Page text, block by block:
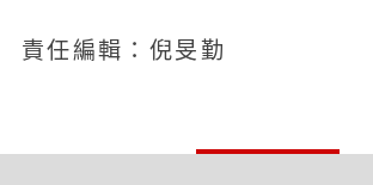
責任編輯：倪旻勤